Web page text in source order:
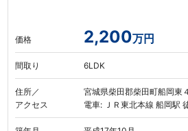
価格 2,200万円
間取り 6LDK
住所／
アクセス
宮城県柴田郡柴田町船岡東
電車: ＪＲ東北本線 船岡駅